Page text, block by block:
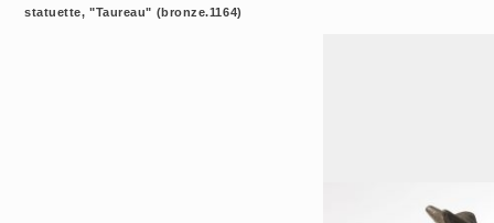
statuette, "Taureau" (bronze.1164)